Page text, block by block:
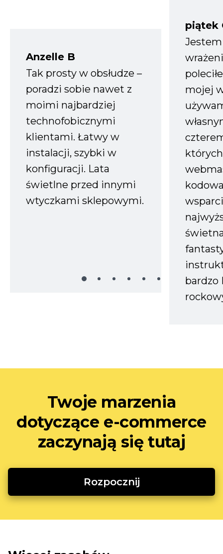
Anzelle B
Tak prosty w obsłudze –
poradzi sobie nawet z
moimi najbardziej
technofobicznymi
klientami. Łatwy w
instalacji, szybki w
konfiguracji. Lata
świetlne przed innymi
wtyczkami sklepowymi.
piątek
mojej
bardzo
Twoje marzenia
dotyczące e-commerce
zaczynają się tutaj
Rozpocznij